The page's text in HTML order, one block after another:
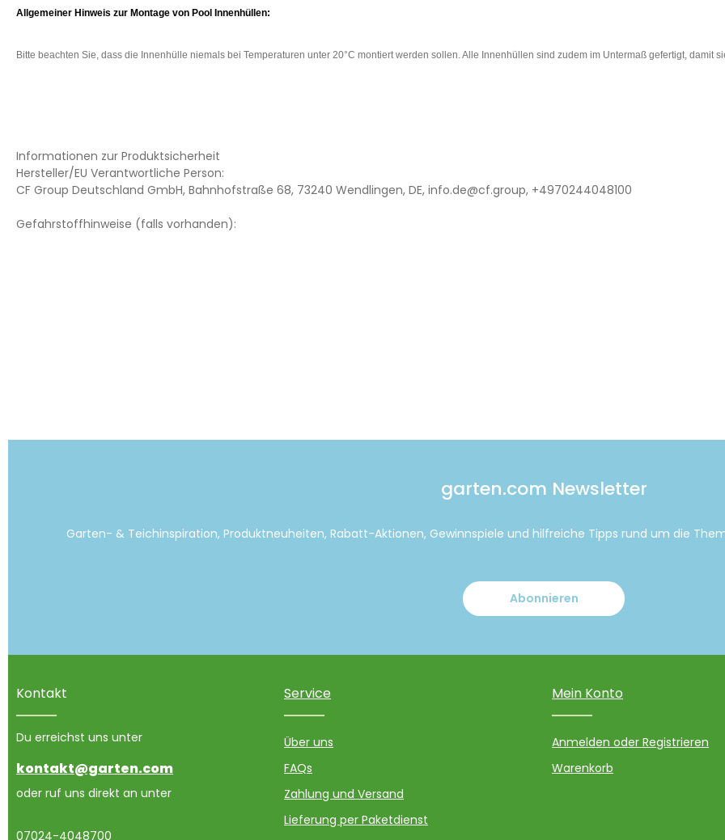
Allgemeiner Hinweis zur Montage von Pool Innenhüllen:
Bitte beachten Sie, dass die Innenhülle niemals bei Temperaturen unter 20°C montiert werden sollen. Alle Innenhüllen sind zudem im Untermaß gefertigt, damit
Informationen zur Produktsicherheit
Hersteller/EU Verantwortliche Person:
CF Group Deutschland GmbH, Bahnhofstraße 68, 73240 Wendlingen, DE, info.de@cf.group, +4970244048100
Gefahrstoffhinweise (falls vorhanden):
garten.com Newsletter
Garten- & Teichinspiration, Produktneuheiten, Rabatt-Aktionen, Gewinnspiele und hilfreiche Tipps rund um die
Abonnieren
Kontakt
Du erreichst uns unter
kontakt@garten.com
oder ruf uns direkt an unter
07024-4048700
Service
Über uns
FAQs
Zahlung und Versand
Lieferung per Paketdienst
Mein Konto
Anmelden oder Registrieren
Warenkorb